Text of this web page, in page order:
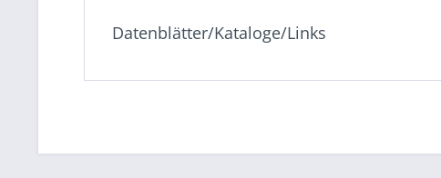
Datenblätter/Kataloge/Links